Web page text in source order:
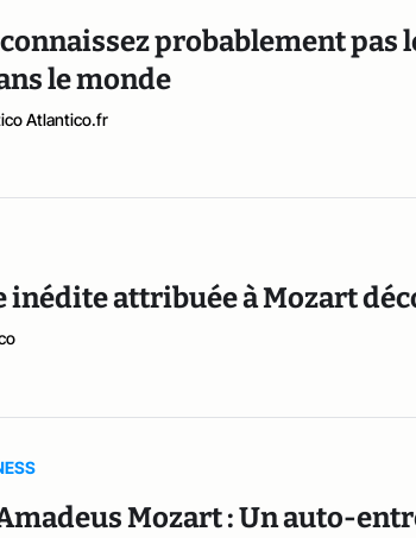
probablement pas
le monde
Atlantico.fr
attribuée à Mozart
Mozart : Un auto-